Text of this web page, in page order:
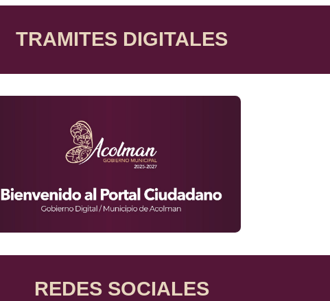
TRAMITES DIGITALES
REDES SOCIALES